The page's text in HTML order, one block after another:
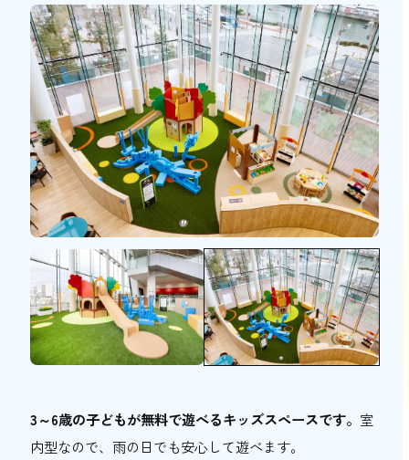
3～6歳の子どもが無料で遊べるキッズスペースです。 室
内型なので、雨の日でも安心して遊べます。